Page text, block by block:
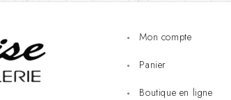
Mon compte
Panier
Boutique en ligne